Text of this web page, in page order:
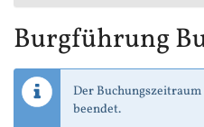
Burgführung
Der
beendet.